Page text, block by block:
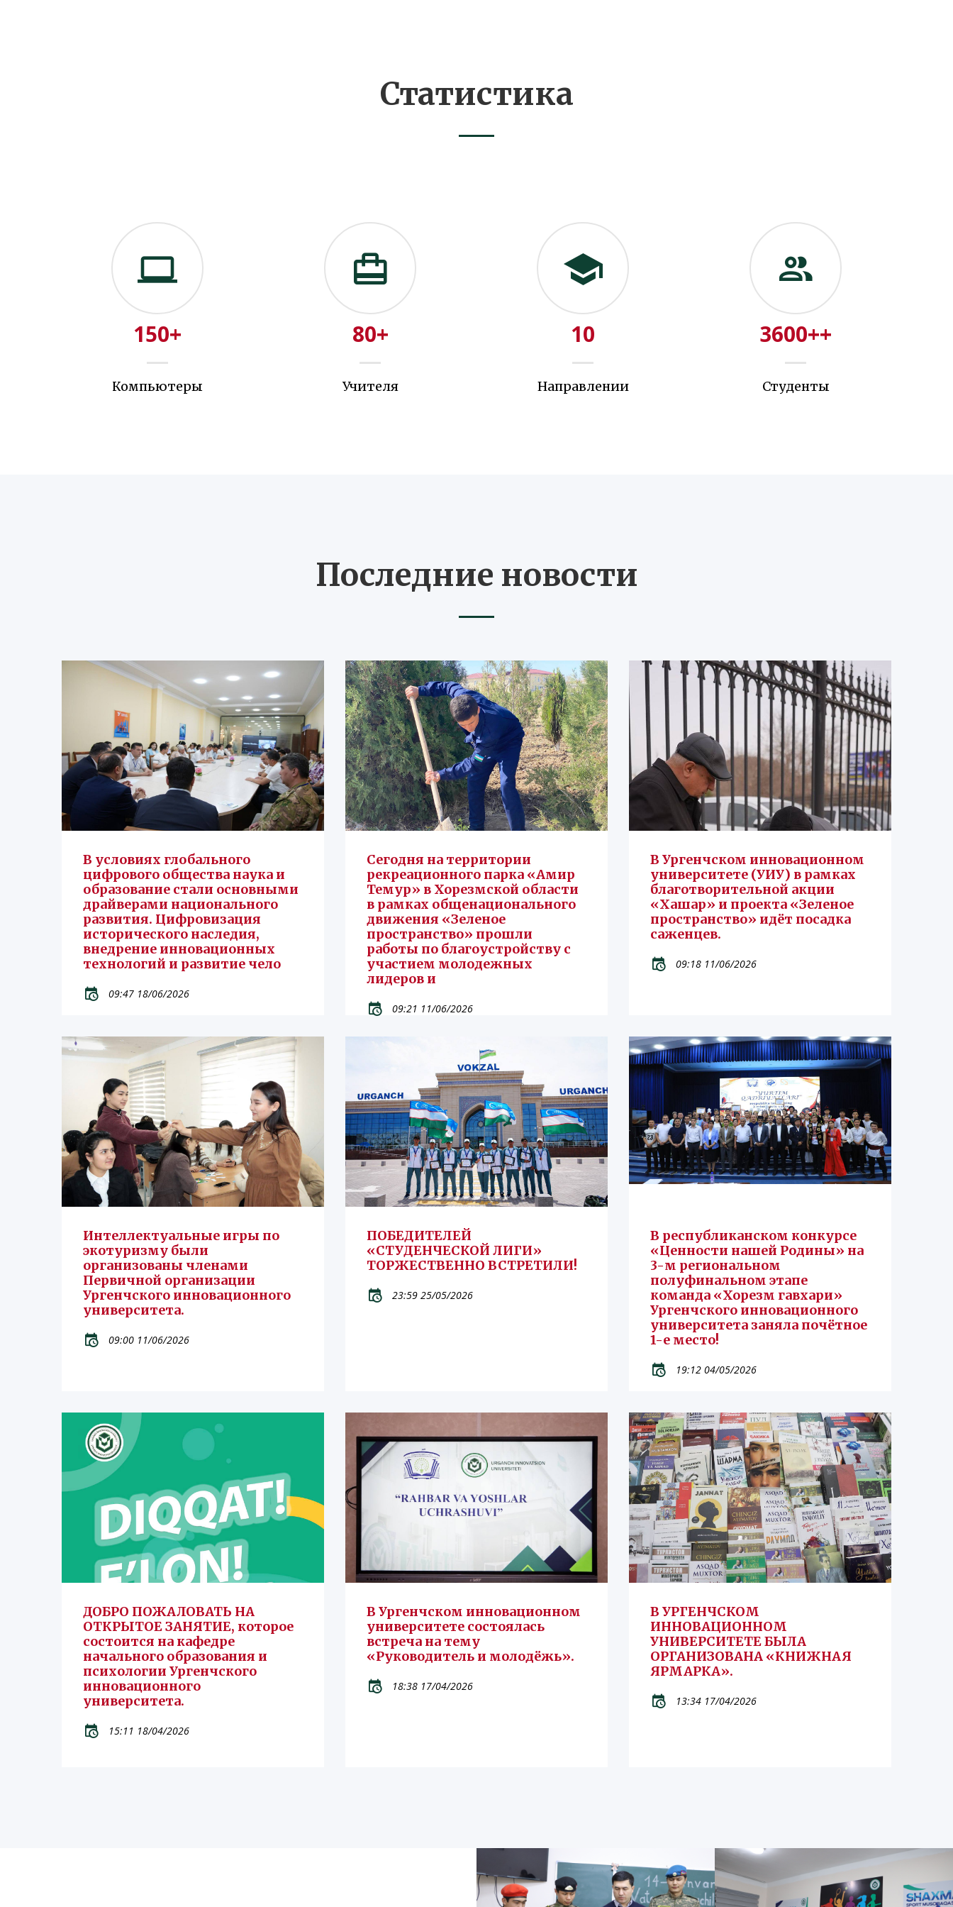
Статистика
150+
Компьютеры
80+
Учителя
10
Направлении
3600++
Студенты
Последние новости
В условиях глобального
цифрового общества наука и
образование стали основными
драйверами национального
развития. Цифровизация
исторического наследия,
внедрение инновационных
технологий и развитие чело
09:47 18/06/2026
Сегодня на территории
рекреационного парка «Амир
Темур» в Хорезмской области
в рамках общенационального
движения «Зеленое
пространство» прошли
работы по благоустройству с
участием молодежных
лидеров и
09:21 11/06/2026
В Ургенчском инновационном
университете (УИУ) в рамках
благотворительной акции
«Хашар» и проекта «Зеленое
пространство» идёт посадка
саженцев.
09:18 11/06/2026
Интеллектуальные игры по
экотуризму были
организованы членами
Первичной организации
Ургенчского инновационного
университета.
09:00 11/06/2026
ПОБЕДИТЕЛЕЙ
«СТУДЕНЧЕСКОЙ ЛИГИ»
ТОРЖЕСТВЕННО ВСТРЕТИЛИ!
23:59 25/05/2026
В республиканском конкурсе
«Ценности нашей Родины» на
3-м региональном
полуфинальном этапе
команда «Хорезм гавхари»
Ургенчского инновационного
университета заняла почётное
1-е место!
19:12 04/05/2026
ДОБРО ПОЖАЛОВАТЬ НА
ОТКРЫТОЕ ЗАНЯТИЕ, которое
состоится на кафедре
начального образования и
психологии Ургенчского
инновационного
университета.
15:11 18/04/2026
В Ургенчском инновационном
университете состоялась
встреча на тему
«Руководитель и молодёжь».
18:38 17/04/2026
В УРГЕНЧСКОМ
ИННОВАЦИОННОМ
УНИВЕРСИТЕТЕ БЫЛА
ОРГАНИЗОВАНА «КНИЖНАЯ
ЯРМАРКА».
13:34 17/04/2026